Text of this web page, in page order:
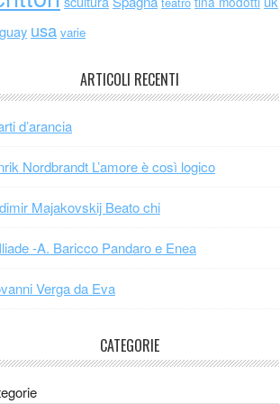
usa varie
ARTICOLI RECENTI
d’arancia
Nordbrandt L’amore è così logico
Majakovskij Beato chi
-A. Baricco Pandaro e Enea
Verga da Eva
CATEGORIE